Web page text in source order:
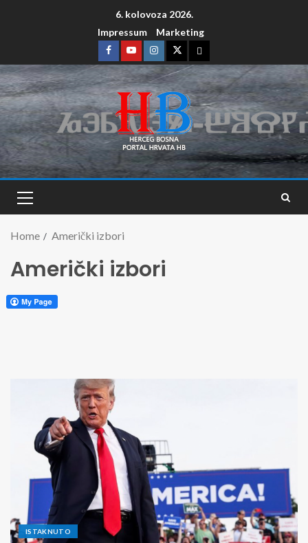
6. kolovoza 2026.
Impressum
Marketing
Home Američki izbori
Američki izbori
ISTAKNUTO